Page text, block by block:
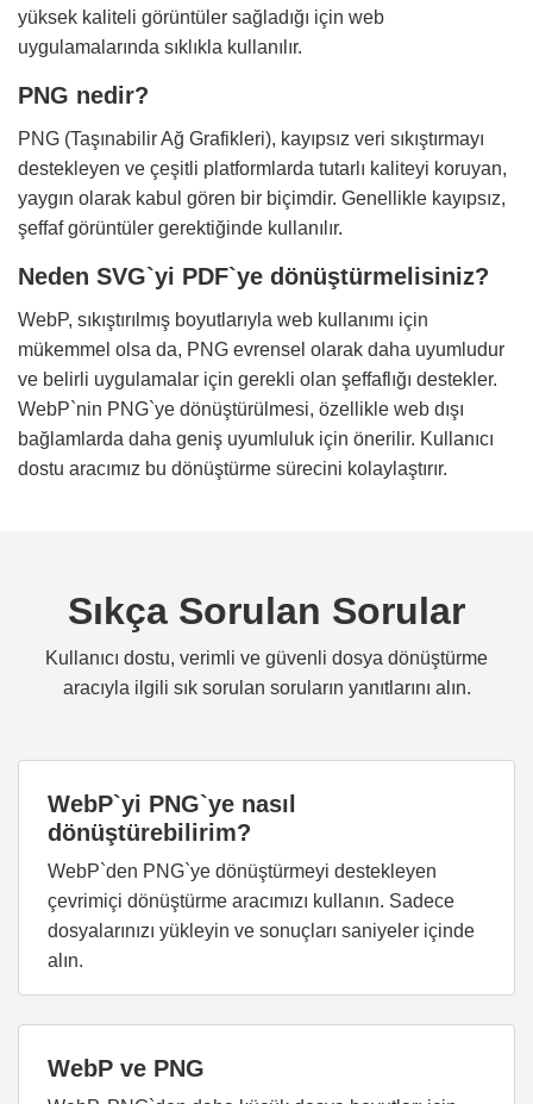
yüksek kaliteli görüntüler sağladığı için web
uygulamalarında sıklıkla kullanılır.
PNG nedir?
PNG (Taşınabilir Ağ Grafikleri), kayıpsız veri sıkıştırmayı
destekleyen ve çeşitli platformlarda tutarlı kaliteyi koruyan,
yaygın olarak kabul gören bir biçimdir. Genellikle kayıpsız,
şeffaf görüntüler gerektiğinde kullanılır.
Neden SVG`yi PDF`ye dönüştürmelisiniz?
WebP, sıkıştırılmış boyutlarıyla web kullanımı için
mükemmel olsa da, PNG evrensel olarak daha uyumludur
ve belirli uygulamalar için gerekli olan şeffaflığı destekler.
WebP`nin PNG`ye dönüştürülmesi, özellikle web dışı
bağlamlarda daha geniş uyumluluk için önerilir. Kullanıcı
dostu aracımız bu dönüştürme sürecini kolaylaştırır.
Sıkça Sorulan Sorular
Kullanıcı dostu, verimli ve güvenli dosya dönüştürme
aracıyla ilgili sık sorulan soruların yanıtlarını alın.
WebP`yi PNG`ye nasıl
dönüştürebilirim?
WebP`den PNG`ye dönüştürmeyi destekleyen
çevrimiçi dönüştürme aracımızı kullanın. Sadece
dosyalarınızı yükleyin ve sonuçları saniyeler içinde
alın.
WebP ve PNG